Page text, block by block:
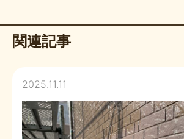
関連記事
2025.11.11